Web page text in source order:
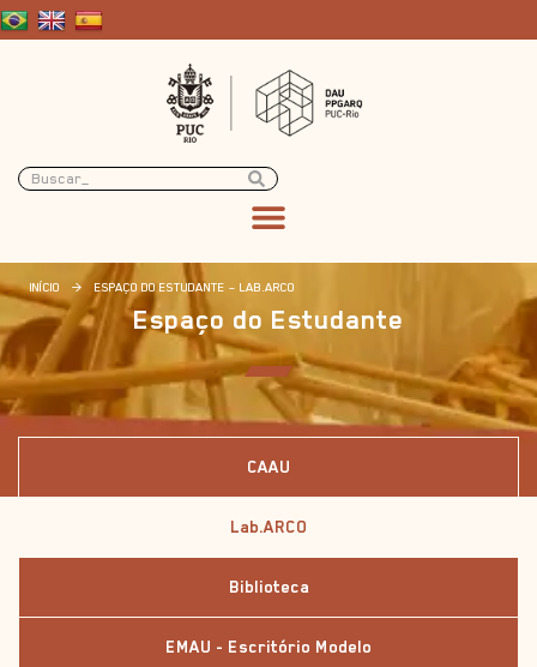
INÍCIO > ESPAÇO DO ESTUDANTE – LAB.ARCO
Espaço do Estudante
CAAU
Lab.ARCO
Biblioteca
EMAU - Escritório Modelo